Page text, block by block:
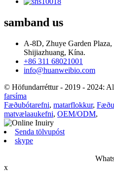
samband us
A-8D, Zhuye Garden
Shijiazhuang, Kína.
+86 311 68021001
info@huanweibio.com
© Höfundarréttur - 2019 - 2024:
farsíma
Fæðubótarefni, matarflokkur,
matvælaaukefni, OEM/ODM,
Senda tölvupóst
skype
x